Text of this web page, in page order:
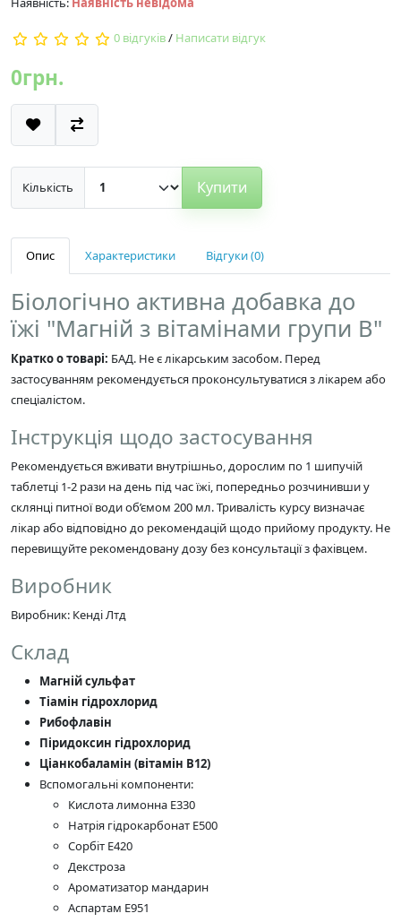
0 відгуків/ Написати відгук
0грн.
Кількість Купити
Опис Характеристики Відгуки (0)
Біологічно активна добавка до
їжі "Магній з вітамінами групи В"
Кратко о товарі: БАД. Не є лікарським засобом. Перед
застосуванням рекомендується проконсультуватися з лікарем або
спеціалістом.
Інструкція щодо застосування
Рекомендується вживати внутрішньо, дорослим по 1 шипучій
таблетці 1-2 рази на день під час їжі, попередньо розчинивши у
склянці питної води об’ємом 200 мл. Тривалість курсу визначає
лікар або відповідно до рекомендацій щодо прийому продукту. Не
перевищуйте рекомендовану дозу без консультації з фахівцем.
Виробник
Виробник: Кенді Лтд
Склад
Магній сульфат
Тіамін гідрохлорид
Рибофлавін
Піридоксин гідрохлорид
Ціанкобаламін (вітамін В12)
Вспомогальні компоненти:
Кислота лимонна Е330
Натрія гідрокарбонат Е500
Сорбіт Е420
Декстроза
Ароматизатор мандарин
Аспартам Е951